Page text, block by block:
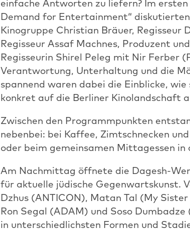
einfache Antworten zu liefern? Im
Demand for Entertainment“
Kinogruppe Christian Bräuer, Regisseur
Regisseur Assaf Machnes, Produzent
Regisseurin Shirel Peleg mit Nir Ferber
Verantwortung, Unterhaltung und die
spannend waren dabei die Einblicke,
konkret auf die Berliner Kinolandschaft
Zwischen den Programmpunkten
nebenbei: bei Kaffee, Zimtschnecken
oder beim gemeinsamen Mittagessen in
Am Nachmittag öffnete die Dagesh-
für aktuelle jüdische Gegenwartskunst.
Dzhus (ANTICON), Matan Tal (My
Ron Segal (ADAM) und Soso
in unterschiedlichsten Formen und